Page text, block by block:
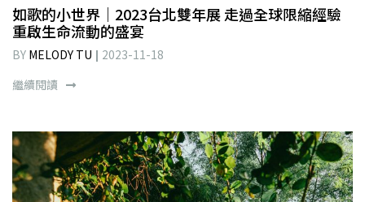
如歌的小世界｜2023台北雙年展 走過全球限縮經驗
重啟生命流動的盛宴
BY MELODY TU
2023-11-18
繼續閱讀